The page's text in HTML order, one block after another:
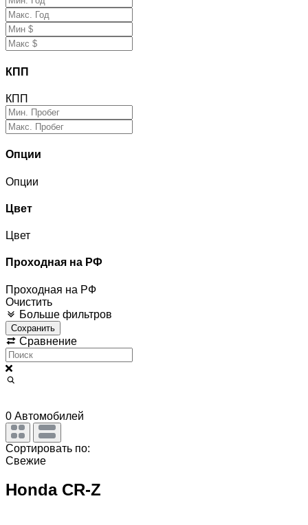
КПП
КПП
Опции
Опции
Цвет
Цвет
Проходная на РФ
Проходная на РФ
Очистить
Больше фильтров
Сохранить
Сравнение
0 Автомобилей
Сортировать по:
Свежие
Honda CR-Z